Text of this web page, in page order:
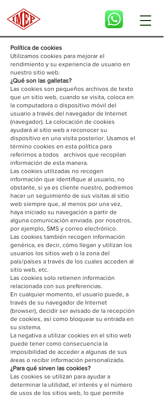
Política de cookies
Utilizamos cookies para mejorar el
rendimiento y su experiencia de usuario en
nuestro sitio web.
¿Qué son las galletas?
Las cookies son pequeños archivos de texto
que un sitio web, cuando se visita, coloca en
la computadora o dispositivo móvil del
usuario a través del navegador de Internet
(navegador). La colocación de cookies
ayudará al sitio web a reconocer su
dispositivo en una visita posterior. Usamos el
término cookies en esta política para
referirnos a todos archivos que recopilan
información de esta manera.
Las cookies utilizadas no recogen
información que identifique al usuario, no
obstante, si ya es cliente nuestro, podremos
hacer un seguimiento de sus visitas al sitio
web siempre que, al menos por una vez,
haya iniciado su navegación a partir de
alguna comunicación enviada. por nosotros,
por ejemplo, SMS y correo electrónico.
Las cookies también recogen información
genérica, es decir, cómo llegan y utilizan los
usuarios los sitios web o la zona del
país/países a través de los cuales acceden al
sitio web, etc.
Las cookies solo retienen información
relacionada con sus preferencias.
En cualquier momento, el usuario puede, a
través de su navegador de Internet
(browser), decidir ser avisado de la recepción
de cookies, así como bloquear su entrada en
su sistema.
La negativa a utilizar cookies en el sitio web
puede tener como consecuencia la
imposibilidad de acceder a algunas de sus
áreas o recibir información personalizada.
¿Para qué sirven las cookies?
Las cookies se utilizan para ayudar a
determinar la utilidad, el interés y el número
de usos de los sitios web, lo que permite